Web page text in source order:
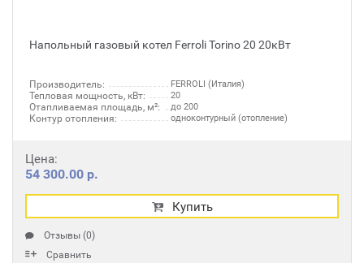
Напольный газовый котел Ferroli Torino 20 20кВт
Производитель: FERROLI (Италия)
Тепловая мощность, кВт: 20
Отапливаемая площадь, м²: до 200
Контур отопления: одноконтурный (отопление)
Цена:
54 300.00 р.
Купить
Отзывы (0)
Сравнить